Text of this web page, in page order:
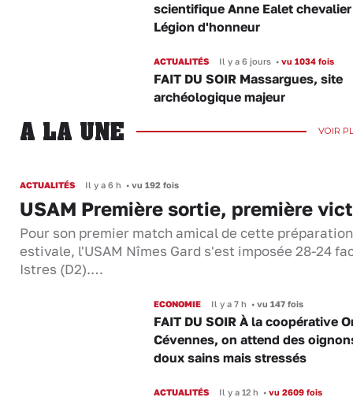
scientifique Anne Ealet
Légion d'honneur
ACTUALITÉS Il y a 6 jours •vu 1034 fois
FAIT DU SOIR Massargues, site
archéologique majeur
A LA UNE VOIR
ACTUALITÉS Il y a 6 h • vu 192 fois
USAM Première sortie, première
Pour son premier match amical de cette préparation
estivale, l'USAM Nîmes Gard s'est imposée 28-24
Istres (D2).…
ECONOMIE Il y a 7 h •vu 147 fois
FAIT DU SOIR À la coopérative
Cévennes, on attend des
doux sains mais stressés
ACTUALITÉS Il y a 12 h •vu 2609 fois